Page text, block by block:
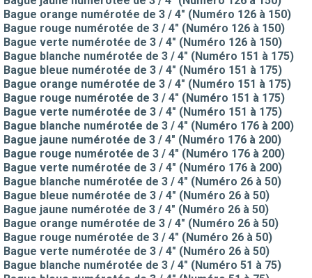
Bague orange numérotée de 3 / 4" (Numéro 126 à 150)
Bague rouge numérotée de 3 / 4" (Numéro 126 à 150)
Bague verte numérotée de 3 / 4" (Numéro 126 à 150)
Bague blanche numérotée de 3 / 4" (Numéro 151 à 175)
Bague bleue numérotée de 3 / 4" (Numéro 151 à 175)
Bague orange numérotée de 3 / 4" (Numéro 151 à 175)
Bague rouge numérotée de 3 / 4" (Numéro 151 à 175)
Bague verte numérotée de 3 / 4" (Numéro 151 à 175)
Bague blanche numérotée de 3 / 4" (Numéro 176 à 200)
Bague jaune numérotée de 3 / 4" (Numéro 176 à 200)
Bague rouge numérotée de 3 / 4" (Numéro 176 à 200)
Bague verte numérotée de 3 / 4" (Numéro 176 à 200)
Bague blanche numérotée de 3 / 4" (Numéro 26 à 50)
Bague bleue numérotée de 3 / 4" (Numéro 26 à 50)
Bague jaune numérotée de 3 / 4" (Numéro 26 à 50)
Bague orange numérotée de 3 / 4" (Numéro 26 à 50)
Bague rouge numérotée de 3 / 4" (Numéro 26 à 50)
Bague verte numérotée de 3 / 4" (Numéro 26 à 50)
Bague blanche numérotée de 3 / 4" (Numéro 51 à 75)